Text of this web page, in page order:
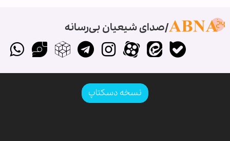
صدای شیعیان بی‌رسانه
نسخه دسکتاپ